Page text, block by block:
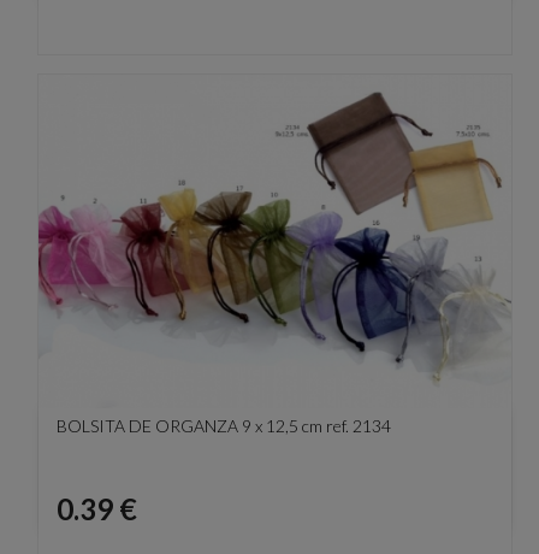
BOLSITA DE ORGANZA 9 x 12,5 cm ref. 2134
Precio
0.39 €